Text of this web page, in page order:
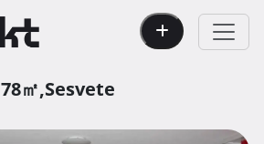
78㎡,Sesvete